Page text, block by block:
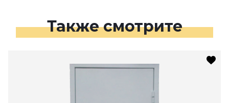
Также смотрите